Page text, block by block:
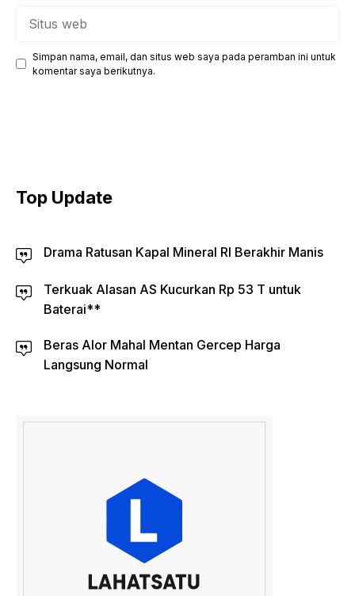
Simpan nama, email, dan situs web saya pada peramban ini untuk
komentar saya berikutnya.
Top Update
Drama Ratusan Kapal Mineral RI Berakhir Manis
Terkuak Alasan AS Kucurkan Rp 53 T untuk
Baterai**
Beras Alor Mahal Mentan Gercep Harga
Langsung Normal